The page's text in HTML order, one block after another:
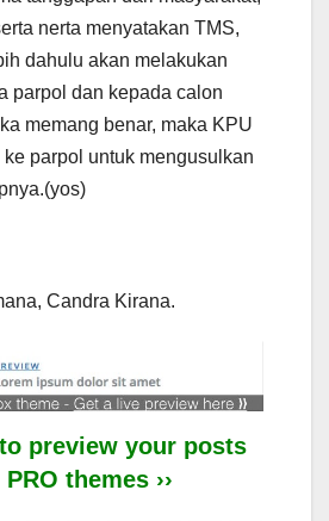
nerta menyatakan TMS,
dahulu akan melakukan
parpol dan kepada calon
memang benar, maka KPU
parpol untuk mengusulkan
Candra Kirana.
preview your posts
themes ››